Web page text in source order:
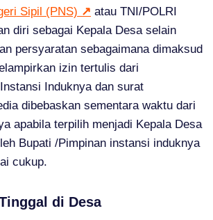
Sipil (PNS) ↗ atau TNI/POLRI
diri sebagai Kepala Desa selain
persyaratan sebagaimana dimaksud
izin tertulis dari
Induknya dan surat
dibebaskan sementara waktu dari
apabila terpilih menjadi Kepala Desa
Bupati /Pimpinan instansi induknya
cukup.
di Desa